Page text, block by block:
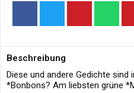
Beschreibung
Diese und andere Gedichte sind
*Bonbons? Am liebsten grüne